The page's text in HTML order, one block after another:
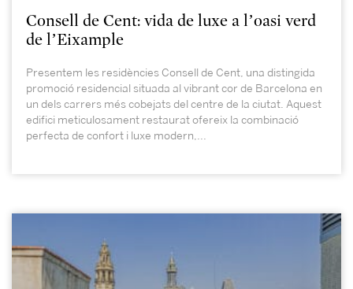
Consell de Cent: vida de luxe a l’oasi verd
de l’Eixample
Presentem les residències Consell de Cent, una distingida
promoció residencial situada al vibrant cor de Barcelona en
un dels carrers més cobejats del centre de la ciutat. Aquest
edifici meticulosament restaurat ofereix la combinació
perfecta de confort i luxe modern,...